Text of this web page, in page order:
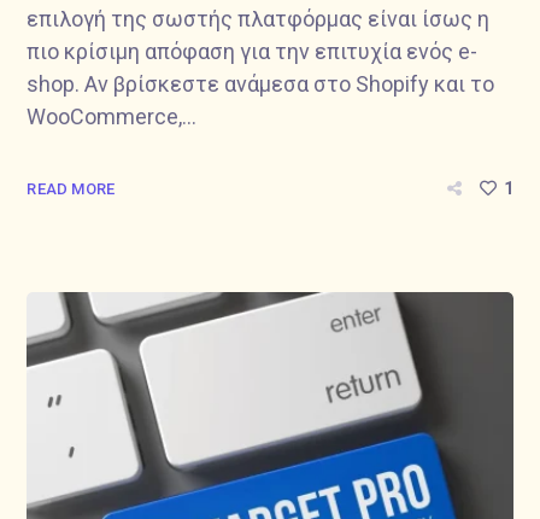
επιλογή της σωστής πλατφόρμας είναι ίσως η
πιο κρίσιμη απόφαση για την επιτυχία ενός e-
shop. Αν βρίσκεστε ανάμεσα στο Shopify και το
WooCommerce,...
READ MORE 1